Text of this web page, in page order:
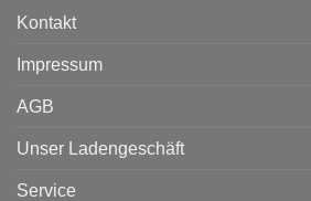
Kontakt
Impressum
AGB
Unser Ladengeschäft
Service